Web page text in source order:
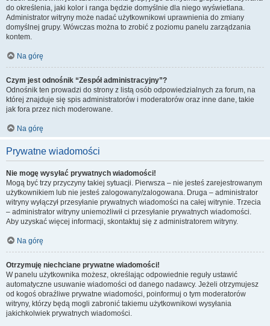
do określenia, jaki kolor i ranga będzie domyślnie dla niego wyświetlana.
Administrator witryny może nadać użytkownikowi uprawnienia do zmiany
domyślnej grupy. Wówczas można to zrobić z poziomu panelu zarządzania
kontem.
Na górę
Czym jest odnośnik “Zespół administracyjny”?
Odnośnik ten prowadzi do strony z listą osób odpowiedzialnych za forum, na
której znajduje się spis administratorów i moderatorów oraz inne dane, takie
jak fora przez nich moderowane.
Na górę
Prywatne wiadomości
Nie mogę wysyłać prywatnych wiadomości!
Mogą być trzy przyczyny takiej sytuacji. Pierwsza – nie jesteś zarejestrowanym
użytkownikiem lub nie jesteś zalogowany/zalogowana. Druga – administrator
witryny wyłączył przesyłanie prywatnych wiadomości na całej witrynie. Trzecia
– administrator witryny uniemożliwił ci przesyłanie prywatnych wiadomości.
Aby uzyskać więcej informacji, skontaktuj się z administratorem witryny.
Na górę
Otrzymuję niechciane prywatne wiadomości!
W panelu użytkownika możesz, określając odpowiednie reguły ustawić
automatyczne usuwanie wiadomości od danego nadawcy. Jeżeli otrzymujesz
od kogoś obraźliwe prywatne wiadomości, poinformuj o tym moderatorów
witryny, którzy będą mogli zabronić takiemu użytkownikowi wysyłania
jakichkolwiek prywatnych wiadomości.